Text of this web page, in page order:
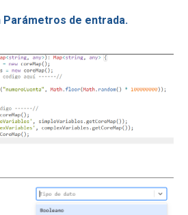
Parámetros de entrada.